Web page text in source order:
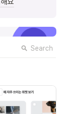
Search